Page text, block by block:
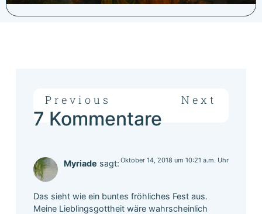
Previous Next
7 Kommentare
Myriade sagt: Oktober 14, 2018 um 10:21 a.m. Uhr
Das sieht wie ein buntes fröhliches Fest aus.
Meine Lieblingsgottheit wäre wahrscheinlich